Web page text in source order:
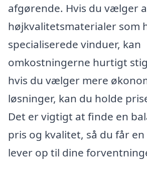
afgørende. Hvis du vælger
højkvalitetsmaterialer
specialiserede vinduer, kan
omkostningerne hurtigt
hvis du vælger mere
løsninger, kan du holde
Det er vigtigt at finde en
pris og kvalitet, så du får
lever op til dine